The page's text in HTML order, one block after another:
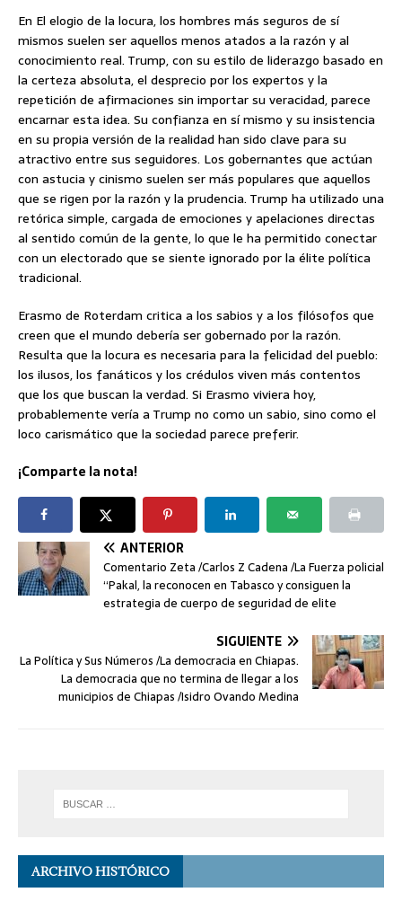
En El elogio de la locura, los hombres más seguros de sí
mismos suelen ser aquellos menos atados a la razón y al
conocimiento real. Trump, con su estilo de liderazgo basado en
la certeza absoluta, el desprecio por los expertos y la
repetición de afirmaciones sin importar su veracidad, parece
encarnar esta idea. Su confianza en sí mismo y su insistencia
en su propia versión de la realidad han sido clave para su
atractivo entre sus seguidores. Los gobernantes que actúan
con astucia y cinismo suelen ser más populares que aquellos
que se rigen por la razón y la prudencia. Trump ha utilizado una
retórica simple, cargada de emociones y apelaciones directas
al sentido común de la gente, lo que le ha permitido conectar
con un electorado que se siente ignorado por la élite política
tradicional.
Erasmo de Roterdam critica a los sabios y a los filósofos que
creen que el mundo debería ser gobernado por la razón.
Resulta que la locura es necesaria para la felicidad del pueblo:
los ilusos, los fanáticos y los crédulos viven más contentos
que los que buscan la verdad. Si Erasmo viviera hoy,
probablemente vería a Trump no como un sabio, sino como el
loco carismático que la sociedad parece preferir.
¡Comparte la nota!
ANTERIOR
Comentario Zeta /Carlos Z Cadena /La Fuerza policial
“Pakal, la reconocen en Tabasco y consiguen la
estrategia de cuerpo de seguridad de elite
SIGUIENTE
La Política y Sus Números /La democracia en Chiapas.
La democracia que no termina de llegar a los
municipios de Chiapas /Isidro Ovando Medina
ARCHIVO HISTÓRICO